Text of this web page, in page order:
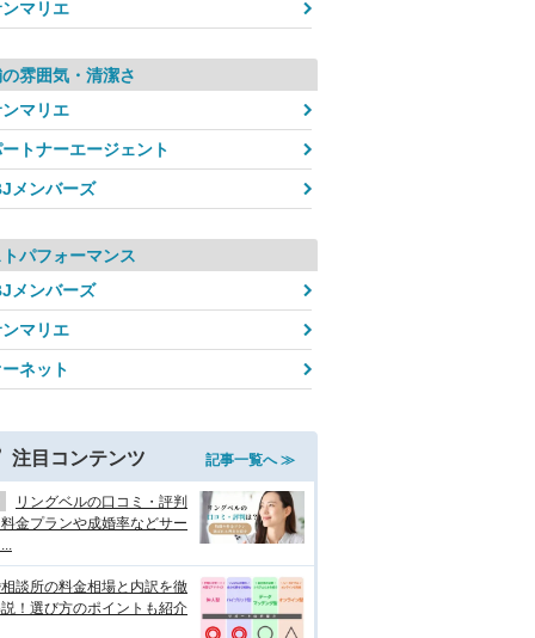
マリエ
雰囲気・清潔さ
マリエ
トナーエージェント
メンバーズ
パフォーマンス
メンバーズ
マリエ
ネット
注目コンテンツ 記事一覧へ ≫
リングベルの口コミ・評判
金プランや成婚率などサー
談所の料金相場と内訳を徹
！選び方のポイントも紹介